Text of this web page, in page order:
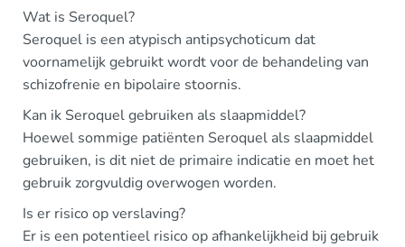
Wat is Seroquel?
Seroquel is een atypisch antipsychoticum dat
voornamelijk gebruikt wordt voor de behandeling van
schizofrenie en bipolaire stoornis.
Kan ik Seroquel gebruiken als slaapmiddel?
Hoewel sommige patiënten Seroquel als slaapmiddel
gebruiken, is dit niet de primaire indicatie en moet het
gebruik zorgvuldig overwogen worden.
Is er risico op verslaving?
Er is een potentieel risico op afhankelijkheid bij gebruik